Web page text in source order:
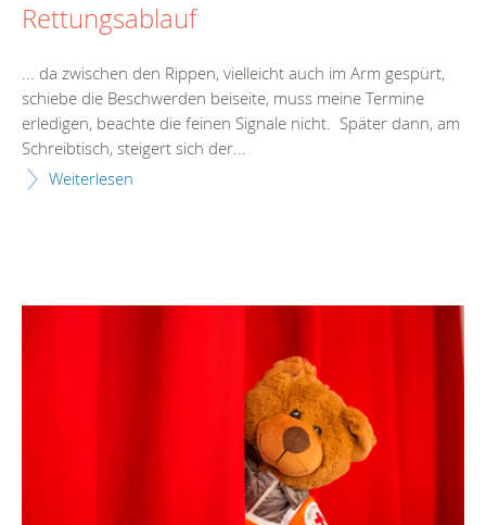
Rettungsablauf
... da zwischen den Rippen, vielleicht auch im Arm gespürt,
schiebe die Beschwerden beiseite, muss meine Termine
erledigen, beachte die feinen Signale nicht. Später dann, am
Schreibtisch, steigert sich der...
Weiterlesen